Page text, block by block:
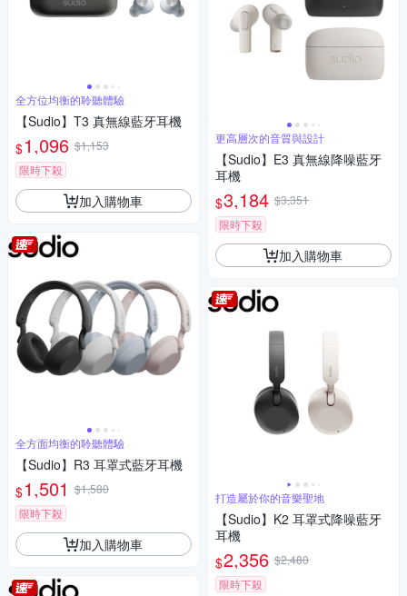
全方位均衡的聆聽體驗
【Sudio】T3 真無線藍牙耳機
$1,096 $1,153
限時下殺
加入購物車
全方面均衡的聆聽體驗
【Sudio】R3 耳罩式藍牙耳機
$1,501 $1,580
限時下殺
加入購物車
更高層次的音質與設計
【Sudio】E3 真無線降噪藍牙
耳機
$3,184 $3,351
限時下殺
加入購物車
打造屬於你的音樂聖地
【Sudio】K2 耳罩式降噪藍牙
耳機
$2,356 $2,480
限時下殺